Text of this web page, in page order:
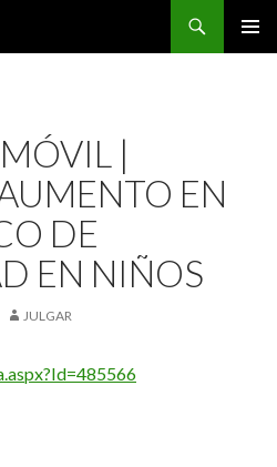
|
EN
DE
EN NIÑOS
JULGAR